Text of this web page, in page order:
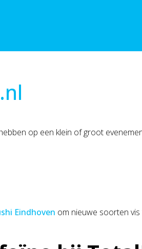
op een klein of groot
Eindhoven om nieuwe soorten